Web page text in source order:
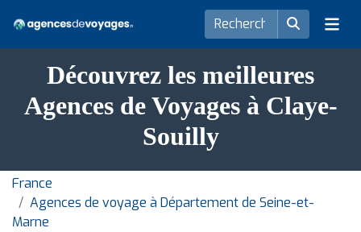
Découvrez les meilleures
Agences de Voyages à Claye-
Souilly
France
Agences de voyage à Département de Seine-et-
Marne